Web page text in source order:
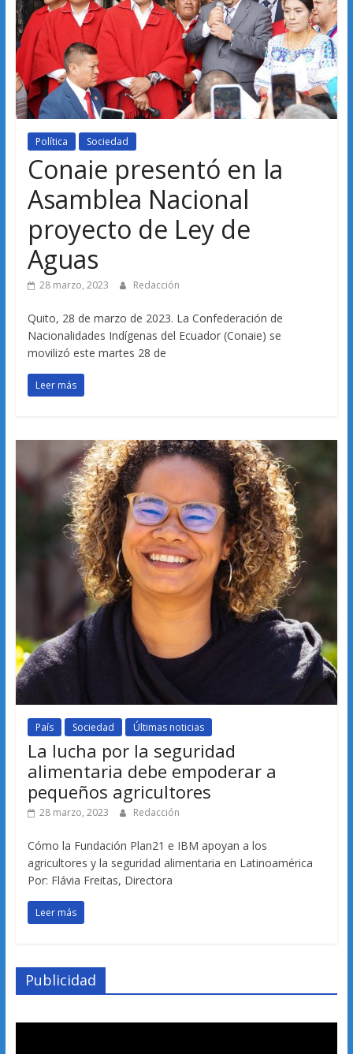
Política Sociedad
Conaie presentó en la
Asamblea Nacional
proyecto de Ley de
Aguas
28 marzo, 2023 Redacción
Quito, 28 de marzo de 2023. La Confederación de
Nacionalidades Indígenas del Ecuador (Conaie) se
movilizó este martes 28 de
Leer más
País Sociedad Últimas noticias
La lucha por la seguridad
alimentaria debe empoderar a
pequeños agricultores
28 marzo, 2023 Redacción
Cómo la Fundación Plan21 e IBM apoyan a los
agricultores y la seguridad alimentaria en Latinoamérica
Por: Flávia Freitas, Directora
Leer más
Publicidad